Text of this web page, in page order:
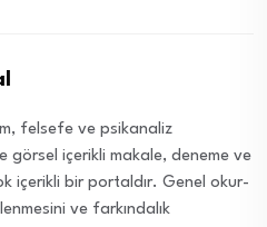
felsefe ve psikanaliz
görsel içerikli makale, deneme ve
içerikli bir portaldır. Genel okur-
ve farkındalık